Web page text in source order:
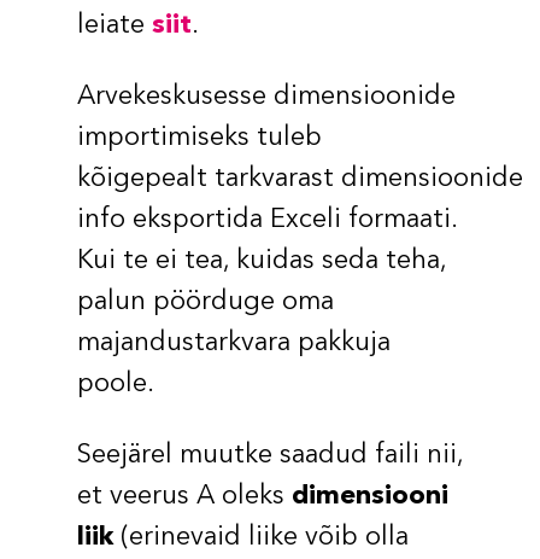
leiate siit.
Arvekeskusesse dimensioonide
importimiseks tuleb
kõigepealt tarkvarast dimensioonide
info eksportida Exceli formaati.
Kui te ei tea, kuidas seda teha,
palun pöörduge oma
majandustarkvara pakkuja
poole.
Seejärel muutke saadud faili nii,
et veerus A oleks dimensiooni
liik(erinevaid liike võib olla